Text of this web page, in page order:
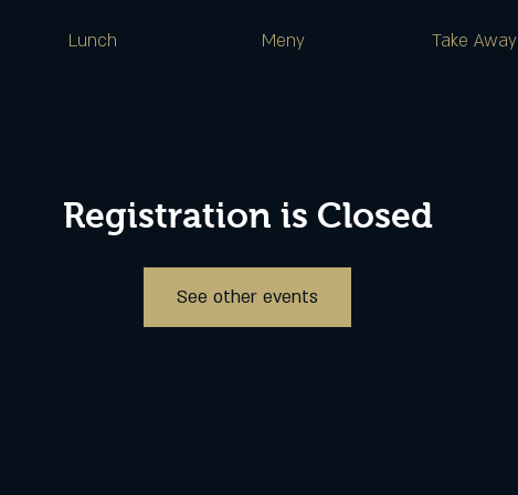
Lunch Meny Take Away
Registration is Closed
See other events